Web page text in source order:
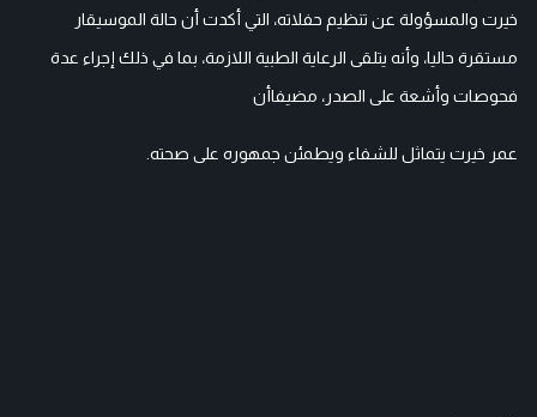
خيرت والمسؤولة عن تنظيم حفلاته، التي أكدت أن حالة الموسيقار
مستقرة حاليا، وأنه يتلقى الرعاية الطبية اللازمة، بما في ذلك إجراء عدة
فحوصات وأشعة على الصدر، مضيفاأن
عمر خيرت يتماثل للشفاء ويطمئن جمهوره على صحته.